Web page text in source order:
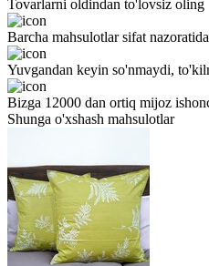
Tovarlarni oldindan to'lovsiz oling
Barcha mahsulotlar sifat
Yuvgandan keyin so'nmaydi,
Bizga 12000 dan ortiq mijoz
Shunga o'xshash mahsulotlar